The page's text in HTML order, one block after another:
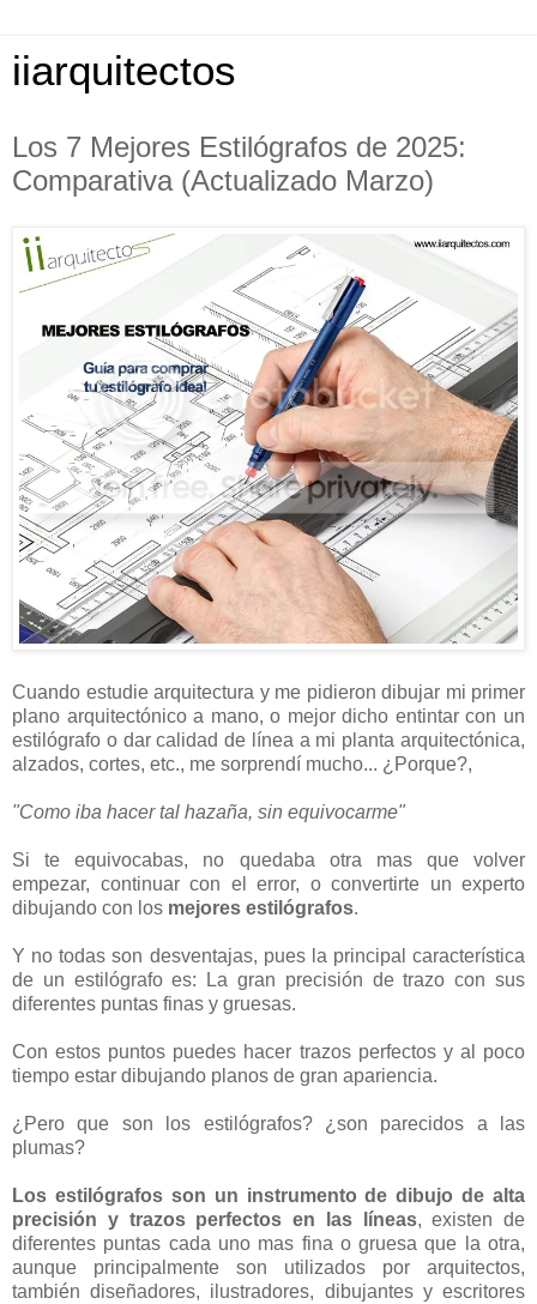
iiarquitectos
Los 7 Mejores Estilógrafos de 2025:
Comparativa (Actualizado Marzo)
Cuando estudie arquitectura y me pidieron dibujar mi primer
plano arquitectónico a mano, o mejor dicho entintar con un
estilógrafo o dar calidad de línea a mi planta arquitectónica,
alzados, cortes, etc., me sorprendí mucho... ¿Porque?,
"Como iba hacer tal hazaña, sin equivocarme"
Si te equivocabas, no quedaba otra mas que volver
empezar, continuar con el error, o convertirte un experto
dibujando con los mejores estilógrafos.
Y no todas son desventajas, pues la principal característica
de un estilógrafo es: La gran precisión de trazo con sus
diferentes puntas finas y gruesas.
Con estos puntos puedes hacer trazos perfectos y al poco
tiempo estar dibujando planos de gran apariencia.
¿Pero que son los estilógrafos? ¿son parecidos a las
plumas?
Los estilógrafos son un instrumento de dibujo de alta
precisión y trazos perfectos en las líneas, existen de
diferentes puntas cada uno mas fina o gruesa que la otra,
aunque principalmente son utilizados por arquitectos,
también diseñadores, ilustradores, dibujantes y escritores